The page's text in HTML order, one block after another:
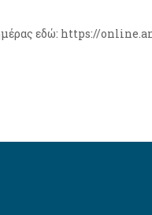
ημέρας εδώ: https://